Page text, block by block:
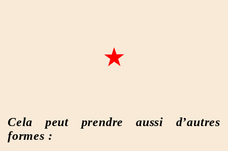
Cela peut prendre aussi d’autres
formes :